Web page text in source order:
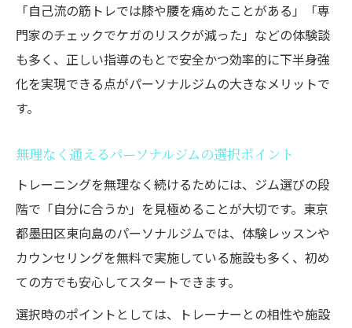
「自己流の筋トレでは膝や腰を痛めたことがある」「専
門家のチェックでケガのリスクが減った」などの体験談
も多く、正しい指導のもとで安全かつ効率的に下半身強
化を実現できる点がパーソナルジムの大きなメリットで
す。
無理なく通えるパーソナルジムの選択ポイント
トレーニングを無理なく続けるためには、ジム選びの段
階で「自分に合うか」を見極めることが大切です。東京
都墨田区東向島のパーソナルジムでは、体験レッスンや
カウンセリングを無料で実施している施設も多く、初め
ての方でも安心してスタートできます。
選択時のポイントとしては、トレーナーとの相性や施設